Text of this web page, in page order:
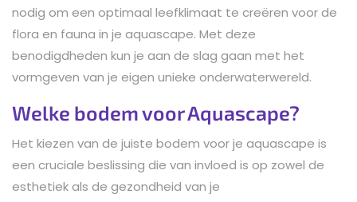
nodig om een optimaal leefklimaat te creëren voor de
flora en fauna in je aquascape. Met deze
benodigdheden kun je aan de slag gaan met het
vormgeven van je eigen unieke onderwaterwereld.
Welke bodem voor Aquascape?
Het kiezen van de juiste bodem voor je aquascape is
een cruciale beslissing die van invloed is op zowel de
esthetiek als de gezondheid van je